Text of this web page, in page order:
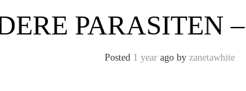
PARASITEN
Posted 1 year ago by zanetawhite